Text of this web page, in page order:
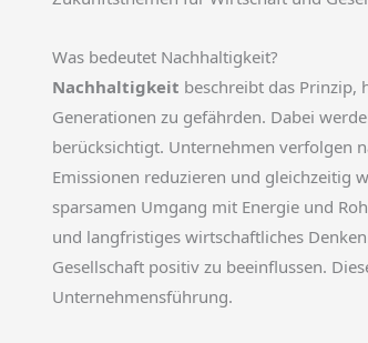
Was bedeutet Nachhaltigkeit?
Nachhaltigkeit beschreibt das Prinzip,
Generationen zu gefährden. Dabei
berücksichtigt. Unternehmen verfolgen
Emissionen reduzieren und gleichzeitig
sparsamen Umgang mit Energie und
und langfristiges wirtschaftliches
Gesellschaft positiv zu beeinflussen.
Unternehmensführung.